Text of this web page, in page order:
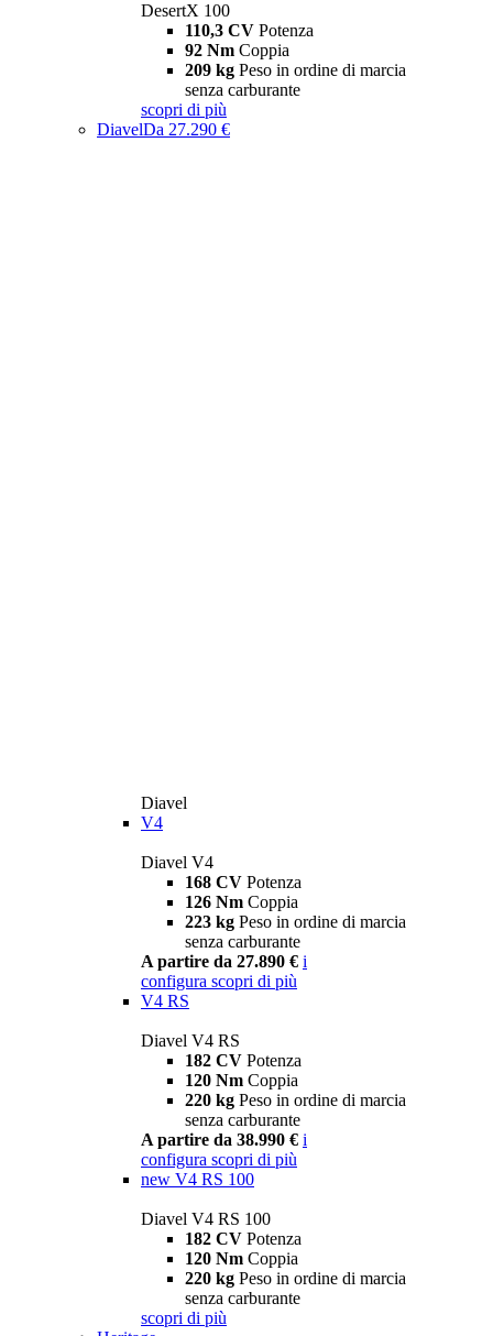
DesertX 100
110,3 CV Potenza
92 Nm Coppia
209 kg Peso in ordine di marcia
senza carburante
scopri di più
DiavelDa 27.290 €
Diavel
V4
Diavel V4
168 CV Potenza
126 Nm Coppia
223 kg Peso in ordine di marcia
senza carburante
A partire da 27.890 € i
configura scopri di più
V4 RS
Diavel V4 RS
182 CV Potenza
120 Nm Coppia
220 kg Peso in ordine di marcia
senza carburante
A partire da 38.990 € i
configura scopri di più
new V4 RS 100
Diavel V4 RS 100
182 CV Potenza
120 Nm Coppia
220 kg Peso in ordine di marcia
senza carburante
scopri di più